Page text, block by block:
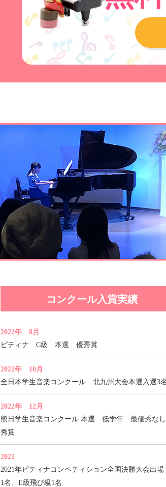
コンクール入賞実績
2022年 8月
ピティナ C級 本選 優秀賞
2022年 10月
全日本学生音楽コンクール 北九州大会本選入選3名
2022年 12月
熊日学生音楽コンクール 本選 低学年 最優秀な
秀賞
2021
2021年ピティナコンペティション全国決勝大会出
1名、E級飛び級1名